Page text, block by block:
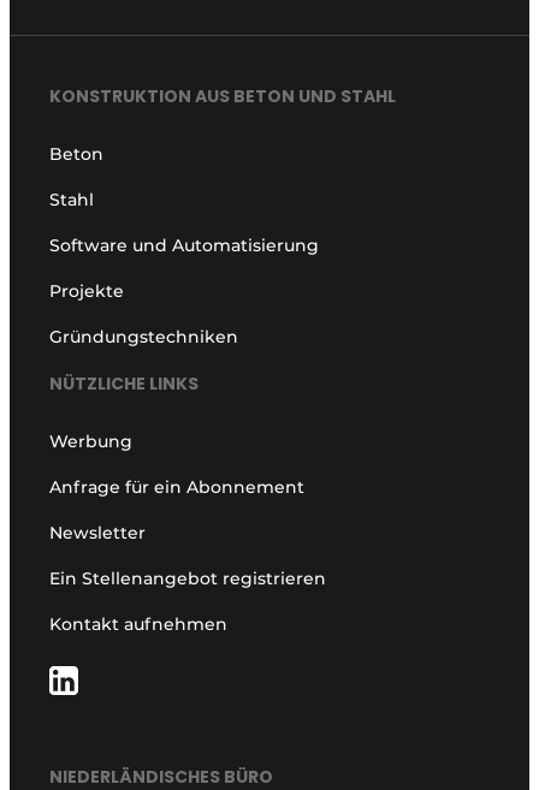
KONSTRUKTION AUS BETON UND STAHL
Beton
Stahl
Software und Automatisierung
Projekte
Gründungstechniken
NÜTZLICHE LINKS
Werbung
Anfrage für ein Abonnement
Newsletter
Ein Stellenangebot registrieren
Kontakt aufnehmen
NIEDERLÄNDISCHES BÜRO